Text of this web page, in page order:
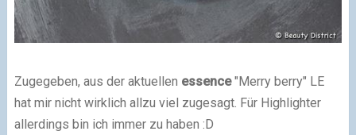
Zugegeben, aus der aktuellen essence"Merry berry" LE
hat mir nicht wirklich allzu viel zugesagt. Für Highlighter
allerdings bin ich immer zu haben :D